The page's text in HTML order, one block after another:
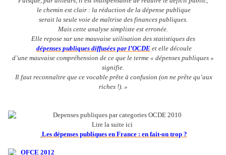
le chemin est clair : la réduction de la dépense publique
serait la seule voie de maîtrise des finances publiques.
Mais cette analyse simpliste est erronée.
Elle repose sur une mauvaise utilisation des statistiques des
dépenses publiques diffusées par l’OCDE et elle découle
d’une mauvaise compréhension de ce que le terme « dépenses publiques »
signifie.
Il faut reconnaître que ce vocable prête à confusion (on ne prête qu’aux
riches !). »
Lire la suite ici
Les dépenses publiques en France : en fait-on trop ?